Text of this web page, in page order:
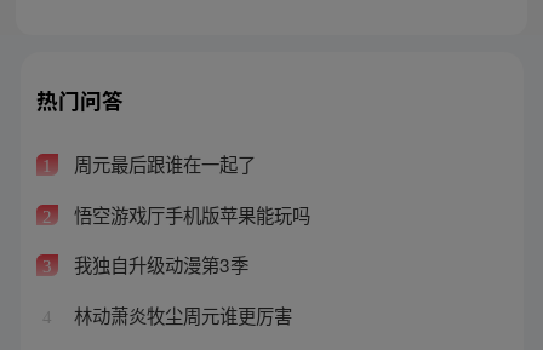
热门问答
1 周元最后跟谁在一起了
2 悟空游戏厅手机版苹果能玩吗
3 我独自升级动漫第3季
4 林动萧炎牧尘周元谁更厉害